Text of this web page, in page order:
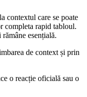
contextul care se poate
completa rapid tabloul.
esențială.
de context și prin
o reacție oficială sau o